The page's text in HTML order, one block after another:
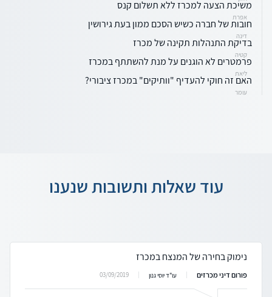
משיכת הצעה למכרז ללא תשלום קנס
אפרת
חובות של חברה כשיש הסכם ממון בעת גירושין
דינה
בדיקת התנהלות תקינה של מכרז
קטיה
פרמטרים לא הוגנים על מנת להשתתף במכרז
ליאת
האם זה חוקי להעדיף "וותיקים" במכרז ציבורי?
עומר
עוד שאלות ותשובות שנענו
נימוק בחירה של המנצח במכרז
פורום דיני מכרזים עו"ד יוסי גנון 03/09/2019